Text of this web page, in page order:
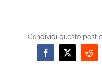
Condividi questo post
Facebook
X